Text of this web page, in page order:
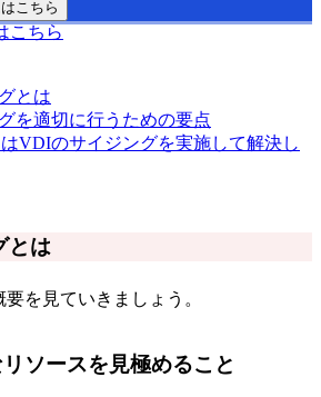
こちら
こちら
とは
を適切に行うための要点
VDIのサイジングを実施して解決し
とは
を見ていきましょう。
ソースを見極めること